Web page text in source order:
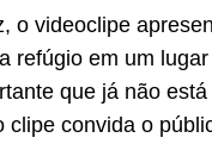
o videoclipe
refúgio em um
que já não
clipe convida o